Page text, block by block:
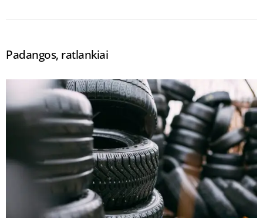
Padangos, ratlankiai